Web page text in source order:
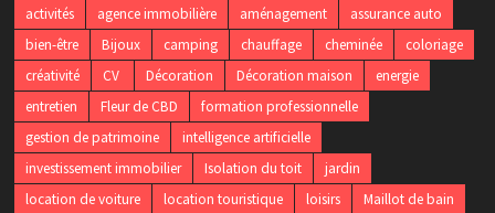
activités agence immobilière aménagement
assurance auto
bien-être
Bijoux camping chauffage cheminée
coloriage
créativité
CV Décoration Décoration maison
energie
entretien
Fleur de CBD
formation professionnelle
gestion de patrimoine
intelligence artificielle
investissement immobilier
Isolation du toit
jardin
location de voiture
location touristique loisirs
Maillot de bain